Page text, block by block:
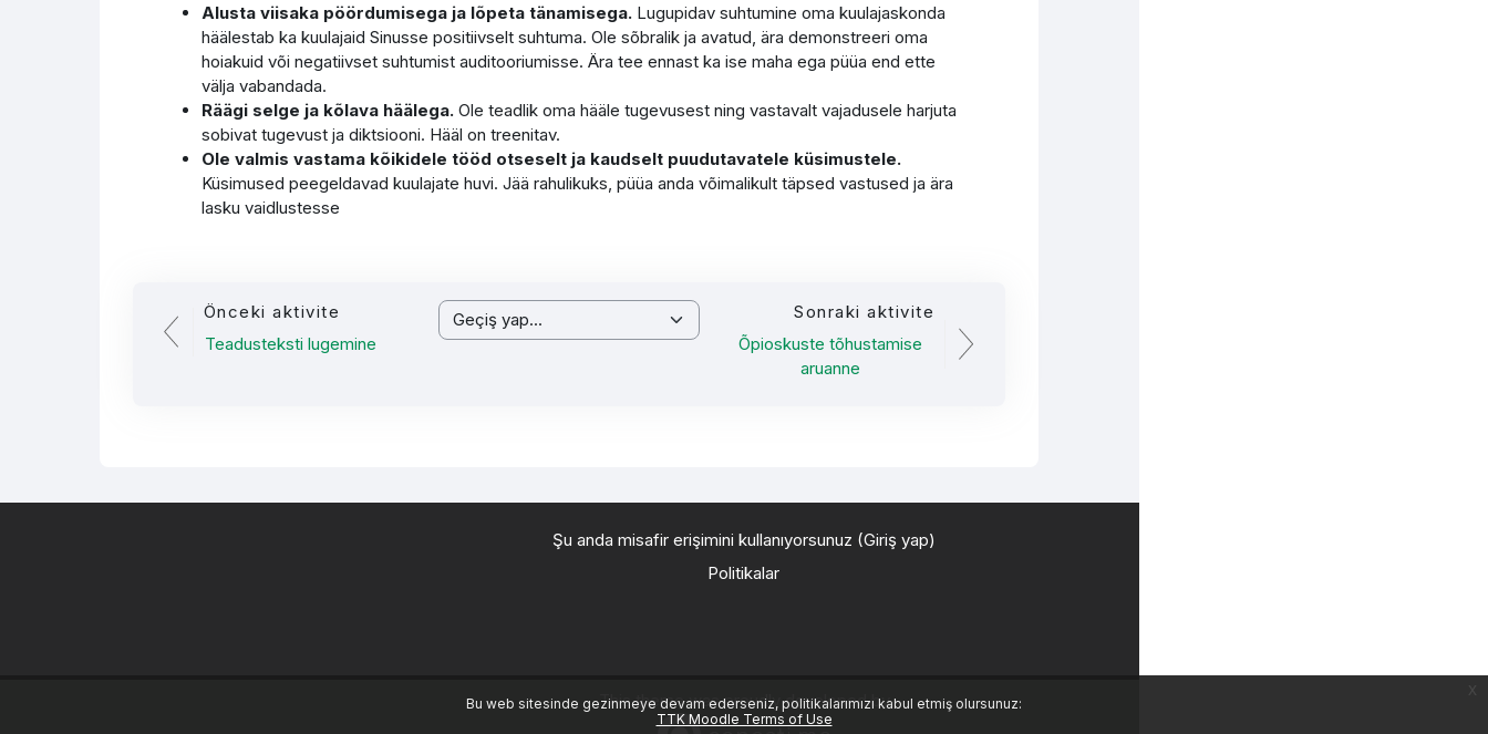
Bu web sitesinde gezinmeye devam ederseniz, politikalarımızı kabul etmiş olursunuz:
TTK Moodle Terms of Use
Alusta viisaka pöördumisega ja lõpeta tänamisega.Lugupidav suhtumine oma kuulajaskonda
häälestab ka kuulajaid Sinusse positiivselt suhtuma. Ole sõbralik ja avatud, ära demonstreeri oma
hoiakuid või negatiivset suhtumist auditooriumisse. Ära tee ennast ka ise maha ega püüa end ette
välja vabandada.
Räägi selge ja kõlava häälega.Ole teadlik oma hääle tugevusest ning vastavalt vajadusele harjuta
sobivat tugevust ja diktsiooni. Hääl on treenitav.
Ole valmis vastama kõikidele tööd otseselt ja kaudselt puudutavatele küsimustele.
Küsimused peegeldavad kuulajate huvi. Jää rahulikuks, püüa anda võimalikult täpsed vastused ja ära
lasku vaidlustesse
Önceki aktivite
Teadusteksti lugemine
Geçiş yap...
Sonraki aktivite
Õpioskuste tõhustamise
aruanne
Şu anda misafir erişimini kullanıyorsunuz (Giriş yap)
Politikalar
This theme was proudly developed by